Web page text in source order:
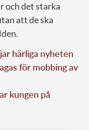
och det starka
att de ska
härliga nyheten
för mobbing av
kungen på